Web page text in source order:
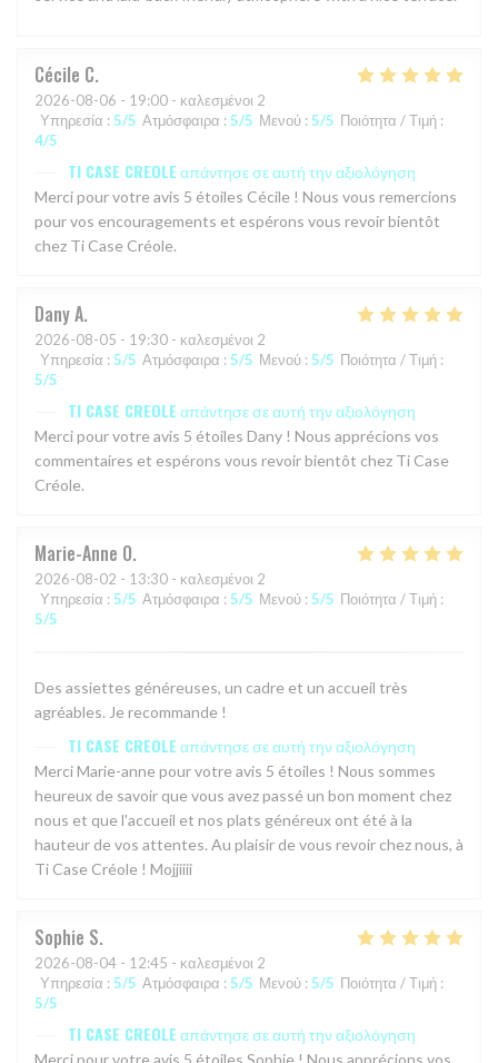
Cécile C
2026-08-06 - 19:00 - καλεσμένοι 2
Υπηρεσία : 5/5 Ατμόσφαιρα : 5/5 Μενού : 5/5 Ποιότητα / Τιμή :
4/5
TI CASE CREOLEαπάντησε σε αυτή την αξιολόγηση
Merci pour votre avis 5 étoiles Cécile ! Nous vous remercions
pour vos encouragements et espérons vous revoir bientôt
chez Ti Case Créole.
DanyA
2026-08-05 - 19:30 - καλεσμένοι 2
Υπηρεσία : 5/5 Ατμόσφαιρα : 5/5 Μενού : 5/5 Ποιότητα / Τιμή :
5/5
TI CASE CREOLEαπάντησε σε αυτή την αξιολόγηση
Merci pour votre avis 5 étoiles Dany ! Nous apprécions vos
commentaires et espérons vous revoir bientôt chez Ti Case
Créole.
Marie-Anne O
2026-08-02 - 13:30 - καλεσμένοι 2
Υπηρεσία : 5/5 Ατμόσφαιρα : 5/5 Μενού : 5/5 Ποιότητα / Τιμή :
5/5
Des assiettes généreuses, un cadre et un accueil très
agréables. Je recommande !
TI CASE CREOLEαπάντησε σε αυτή την αξιολόγηση
Merci Marie-anne pour votre avis 5 étoiles ! Nous sommes
heureux de savoir que vous avez passé un bon moment chez
nous et que l'accueil et nos plats généreux ont été à la
hauteur de vos attentes. Au plaisir de vous revoir chez nous, à
Ti Case Créole ! Mojjiiii
Sophie S
2026-08-04 - 12:45 - καλεσμένοι 2
Υπηρεσία : 5/5 Ατμόσφαιρα : 5/5 Μενού : 5/5 Ποιότητα / Τιμή :
5/5
TI CASE CREOLEαπάντησε σε αυτή την αξιολόγηση
Merci pour votre avis 5 étoiles Sophie ! Nous apprécions vos